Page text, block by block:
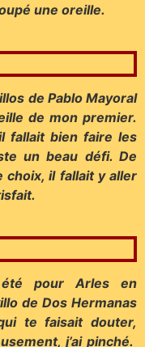
une oreille.
de Pablo Mayoral
de mon premier.
fallait bien faire les
un beau défi. De
choix, il fallait y aller
pour Arles en
de Dos Hermanas
te faisait douter,
j’ai pinché.